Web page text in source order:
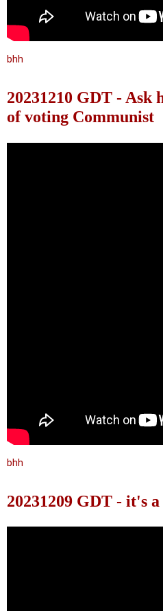
bhh
20231210 GDT - Ask
of voting Communist
bhh
20231209 GDT - it's